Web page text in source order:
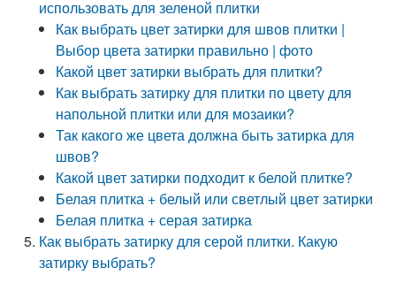
использовать для зеленой плитки
Как выбрать цвет затирки для швов плитки |
Выбор цвета затирки правильно | фото
Какой цвет затирки выбрать для плитки?
Как выбрать затирку для плитки по цвету для
напольной плитки или для мозаики?
Так какого же цвета должна быть затирка для
швов?
Какой цвет затирки подходит к белой плитке?
Белая плитка + белый или светлый цвет затирки
Белая плитка + серая затирка
Как выбрать затирку для серой плитки. Какую
затирку выбрать?